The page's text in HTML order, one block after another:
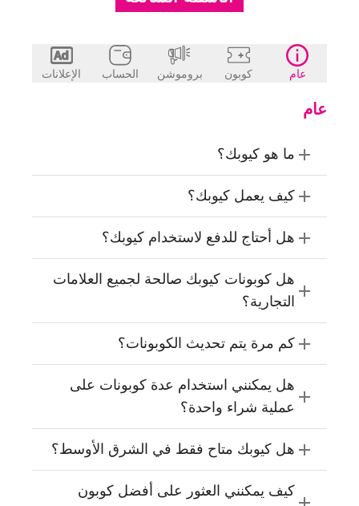
عام كوبون بروموشن الحساب الإعلانات
عام
ما هو كيوبك؟
كيف يعمل كيوبك؟
هل أحتاج للدفع لاستخدام كيوبك؟
هل كوبونات كيوبك صالحة لجميع العلامات
التجارية؟
كم مرة يتم تحديث الكوبونات؟
هل يمكنني استخدام عدة كوبونات على
عملية شراء واحدة؟
هل كيوبك متاح فقط في الشرق الأوسط؟
كيف يمكنني العثور على أفضل كوبون